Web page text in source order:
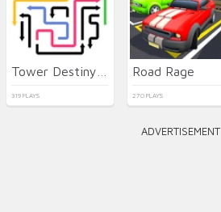
319 PLAYS
Road Rage
270 PLAYS
ADVERTISEMENT